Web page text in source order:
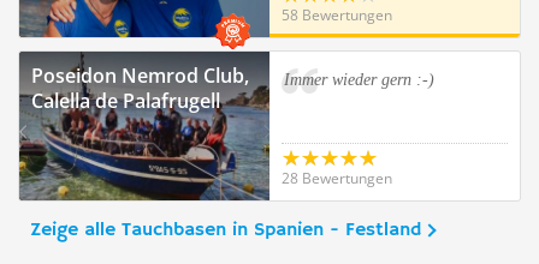
58 Bewertungen
Poseidon Nemrod Club,
Calella de Palafrugell
Immer wieder gern :-)
28 Bewertungen
Zeige alle Tauchbasen in Spanien - Festland